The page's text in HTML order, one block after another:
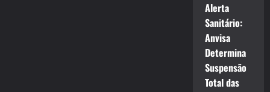
Alerta
Sanitário:
Anvisa
Determina
Suspensão
Total das